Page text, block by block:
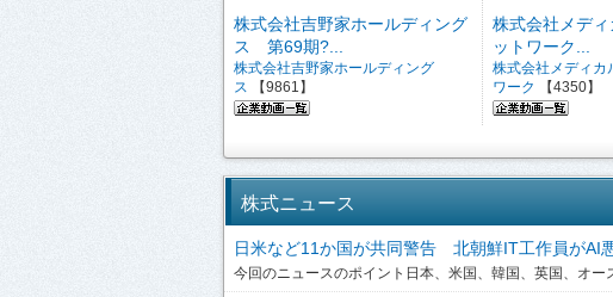
株式会社吉野家ホールディング
ス 第69期?...
株式会社吉野家ホールディング
ス 【9861】
株式会社メデ
ットワーク...
株式会社メディカ
ワーク
【4350】
株式ニュース
日米など11か国が共同警告 北朝鮮IT工作員がAI
今回のニュースのポイント日本、米国、韓国、英国、オー